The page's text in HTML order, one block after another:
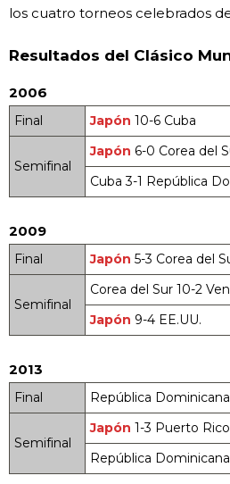
los cuatro torneos celebrados
Resultados del Clásico
2006
Final Japón 10-6 Cuba
Semifinal
Japón 6-0 Corea del
Cuba 3-1 República
2009
Final Japón 5-3 Corea del
Semifinal
Corea del Sur 10-2
Japón 9-4 EE.UU.
2013
Final República
Semifinal
Japón 1-3 Puerto Rico
República